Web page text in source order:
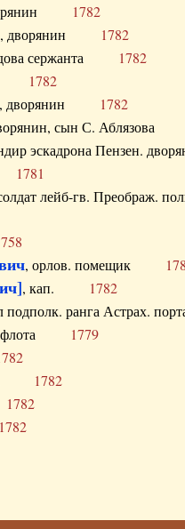
1782
дворянин 1782
сержанта 1782
1782
дворянин 1782
сын С. Аблязова
эскадрона Пензен.
1781
лейб-гв. Преображ.
, орлов. помещик
, кап. 1782
подполк. ранга Астрах.
флота 1779
1782
1782
1782